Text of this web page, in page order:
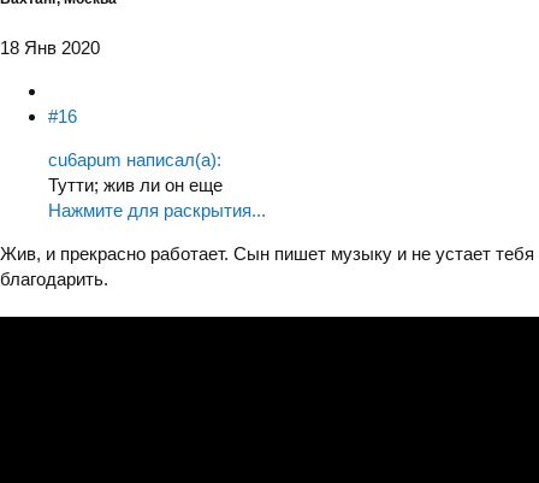
18 Янв 2020
#16
cu6apum написал(а):
Тутти; жив ли он еще
Нажмите для раскрытия...
Жив, и прекрасно работает. Сын пишет музыку и не устает тебя
благодарить.